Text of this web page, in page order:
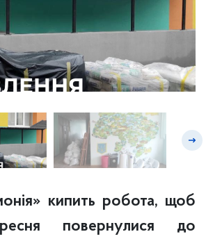
кипить робота, щоб
повернулися до